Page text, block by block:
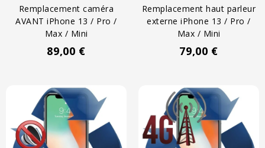
Remplacement caméra
AVANT iPhone 13 / Pro /
Max / Mini
89,00 €
Remplacement haut parleur
externe iPhone 13 / Pro /
Max / Mini
79,00 €